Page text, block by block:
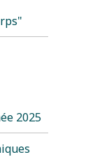
2025